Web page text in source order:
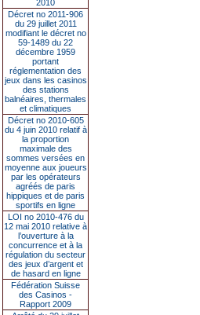
2010
Décret no 2011-906
du 29 juillet 2011
modifiant le décret no
59-1489 du 22
décembre 1959
portant
réglementation des
jeux dans les casinos
des stations
balnéaires, thermales
et climatiques
Décret no 2010-605
du 4 juin 2010 relatif à
la proportion
maximale des
sommes versées en
moyenne aux joueurs
par les opérateurs
agréés de paris
hippiques et de paris
sportifs en ligne
LOI no 2010-476 du
12 mai 2010 relative à
l’ouverture à la
concurrence et à la
régulation du secteur
des jeux d’argent et
de hasard en ligne
Fédération Suisse
des Casinos -
Rapport 2009